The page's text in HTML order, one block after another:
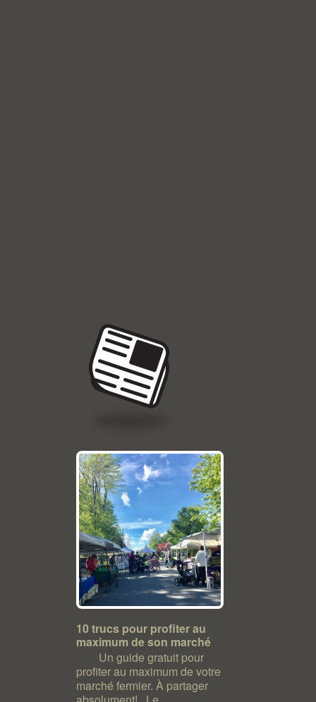
10 trucs pour profiter au
maximum de son marché
Un guide gratuit pour
profiter au maximum de votre
marché fermier. À partager